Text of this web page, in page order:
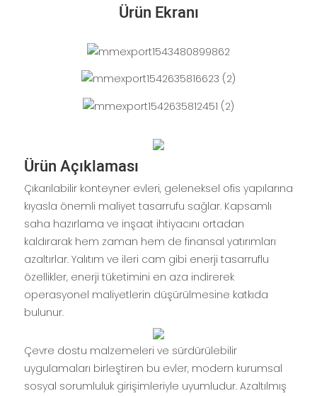
Ürün Ekranı
Ürün Açıklaması
Çıkarılabilir konteyner evleri, geleneksel ofis yapılarına
kıyasla önemli maliyet tasarrufu sağlar. Kapsamlı
saha hazırlama ve inşaat ihtiyacını ortadan
kaldırarak hem zaman hem de finansal yatırımları
azaltırlar. Yalıtım ve ileri cam gibi enerji tasarruflu
özellikler, enerji tüketimini en aza indirerek
operasyonel maliyetlerin düşürülmesine katkıda
bulunur.
Çevre dostu malzemeleri ve sürdürülebilir
uygulamaları birleştiren bu evler, modern kurumsal
sosyal sorumluluk girişimleriyle uyumludur. Azaltılmış